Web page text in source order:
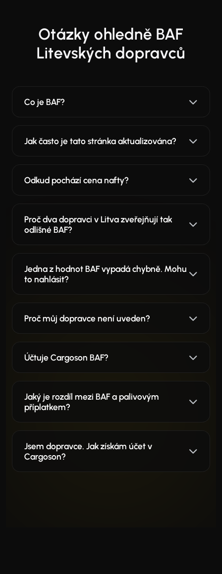
Otázky ohledně BAF
Litevských dopravců
Co je BAF?
Jak často je tato stránka aktualizována?
Odkud pochází cena nafty?
Proč dva dopravci v Litva zveřejňují tak
odlišné BAF?
Jedna z hodnot BAF vypadá chybně. Mohu
to nahlásit?
Proč můj dopravce není uveden?
Účtuje Cargoson BAF?
Jaký je rozdíl mezi BAF a palivovým
příplatkem?
Jsem dopravce. Jak získám účet v
Cargoson?